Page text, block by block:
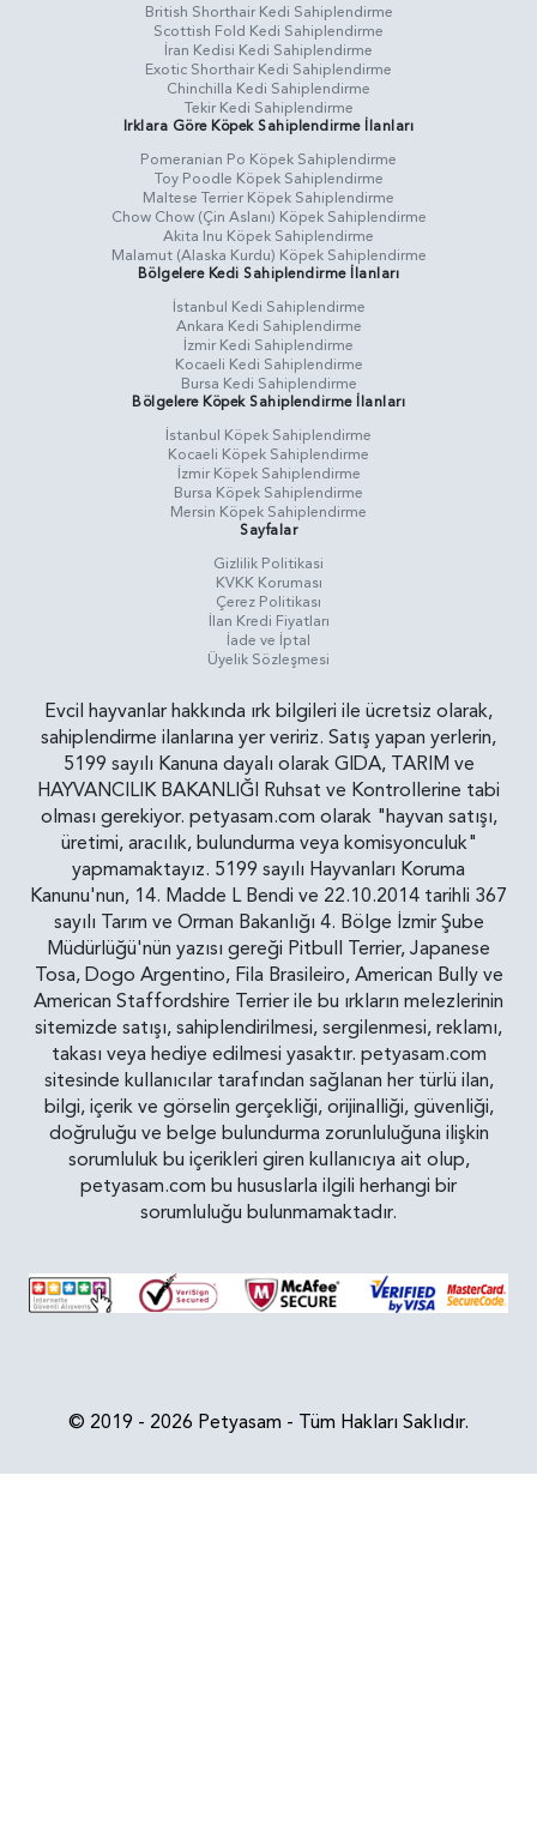
British Shorthair Kedi Sahiplendirme
Scottish Fold Kedi Sahiplendirme
İran Kedisi Kedi Sahiplendirme
Exotic Shorthair Kedi Sahiplendirme
Chinchilla Kedi Sahiplendirme
Tekir Kedi Sahiplendirme
Irklara Göre Köpek Sahiplendirme İlanları
Pomeranian Po Köpek Sahiplendirme
Toy Poodle Köpek Sahiplendirme
Maltese Terrier Köpek Sahiplendirme
Chow Chow (Çin Aslanı) Köpek Sahiplendirme
Akita Inu Köpek Sahiplendirme
Malamut (Alaska Kurdu) Köpek Sahiplendirme
Bölgelere Kedi Sahiplendirme İlanları
İstanbul Kedi Sahiplendirme
Ankara Kedi Sahiplendirme
İzmir Kedi Sahiplendirme
Kocaeli Kedi Sahiplendirme
Bursa Kedi Sahiplendirme
Bölgelere Köpek Sahiplendirme İlanları
İstanbul Köpek Sahiplendirme
Kocaeli Köpek Sahiplendirme
İzmir Köpek Sahiplendirme
Bursa Köpek Sahiplendirme
Mersin Köpek Sahiplendirme
Sayfalar
Gizlilik Politikasi
KVKK Koruması
Çerez Politikası
İlan Kredi Fiyatları
İade ve İptal
Üyelik Sözleşmesi
Evcil hayvanlar hakkında ırk bilgileri ile ücretsiz olarak,
sahiplendirme ilanlarına yer veririz. Satış yapan yerlerin,
5199 sayılı Kanuna dayalı olarak GIDA, TARIM ve
HAYVANCILIK BAKANLIĞI Ruhsat ve Kontrollerine tabi
olması gerekiyor. petyasam.com olarak "hayvan satışı,
üretimi, aracılık, bulundurma veya komisyonculuk"
yapmamaktayız. 5199 sayılı Hayvanları Koruma
Kanunu'nun, 14. Madde L Bendi ve 22.10.2014 tarihli 367
sayılı Tarım ve Orman Bakanlığı 4. Bölge İzmir Şube
Müdürlüğü'nün yazısı gereği Pitbull Terrier, Japanese
Tosa, Dogo Argentino, Fila Brasileiro, American Bully ve
American Staffordshire Terrier ile bu ırkların melezlerinin
sitemizde satışı, sahiplendirilmesi, sergilenmesi, reklamı,
takası veya hediye edilmesi yasaktır. petyasam.com
sitesinde kullanıcılar tarafından sağlanan her türlü ilan,
bilgi, içerik ve görselin gerçekliği, orijinalliği, güvenliği,
doğruluğu ve belge bulundurma zorunluluğuna ilişkin
sorumluluk bu içerikleri giren kullanıcıya ait olup,
petyasam.com bu hususlarla ilgili herhangi bir
sorumluluğu bulunmamaktadır.
© 2019 - 2026 Petyasam - Tüm Hakları Saklıdır.